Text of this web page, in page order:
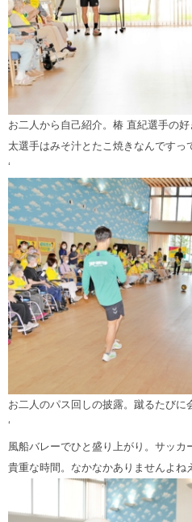
お二人から自己紹介。椿 直紀選手の
太選手はみそ汁とたこ焼きなんですっ
‘
お二人のパス回しの披露。蹴るたびに
‘
風船バレーでひと盛り上がり。サッカ
貴重な時間。なかなかありませんよね